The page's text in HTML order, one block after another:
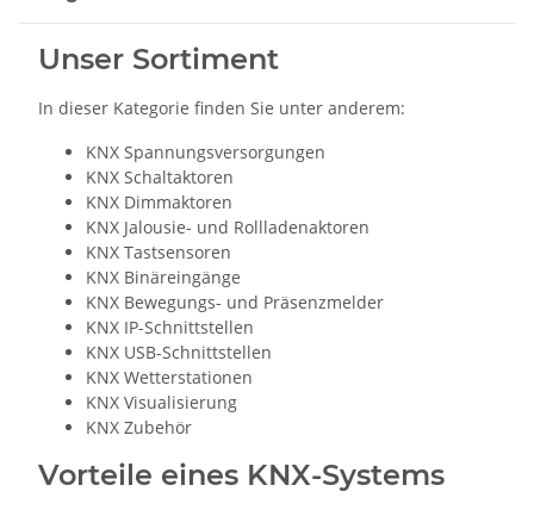
Unser Sortiment
In dieser Kategorie finden Sie unter anderem:
KNX Spannungsversorgungen
KNX Schaltaktoren
KNX Dimmaktoren
KNX Jalousie- und Rollladenaktoren
KNX Tastsensoren
KNX Binäreingänge
KNX Bewegungs- und Präsenzmelder
KNX IP-Schnittstellen
KNX USB-Schnittstellen
KNX Wetterstationen
KNX Visualisierung
KNX Zubehör
Vorteile eines KNX-Systems